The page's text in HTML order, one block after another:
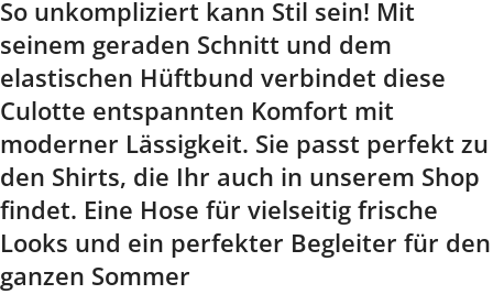
So unkompliziert kann Stil sein! Mit
seinem geraden Schnitt und dem
elastischen Hüftbund verbindet diese
Culotte entspannten Komfort mit
moderner Lässigkeit. Sie passt perfekt zu
den Shirts, die Ihr auch in unserem Shop
findet. Eine Hose für vielseitig frische
Looks und ein perfekter Begleiter für den
ganzen Sommer